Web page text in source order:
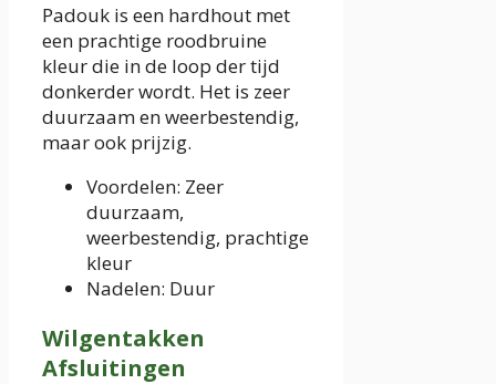
Padouk is een hardhout met
een prachtige roodbruine
kleur die in de loop der tijd
donkerder wordt. Het is zeer
duurzaam en weerbestendig,
maar ook prijzig.
Voordelen: Zeer
duurzaam,
weerbestendig, prachtige
kleur
Nadelen: Duur
Wilgentakken
Afsluitingen